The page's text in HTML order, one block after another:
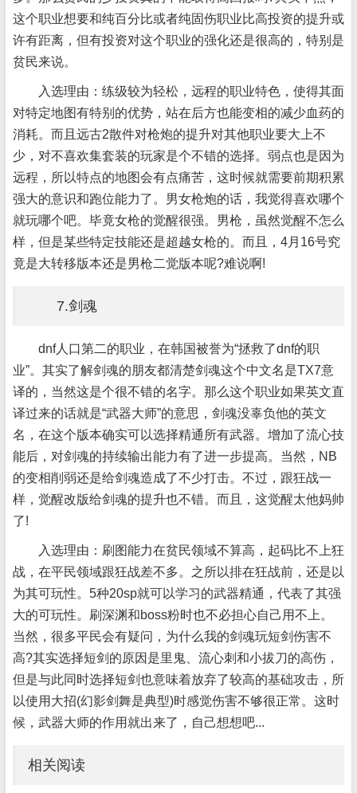
这个职业想要和纯百分比或者纯固伤职业比高投资的提升或
许有距离，但有投资对这个职业的强化还是很高的，特别是
贫民来说。
入选理由：练级较为轻松，远程的职业特色，使得其面
对特定地图有特别的优势，站在后方也能变相的减少血药的
消耗。而且远古2散件对枪炮的提升对其他职业要大上不
少，对不喜欢集套装的玩家是个不错的选择。弱点也是因为
远程，所以特点的地图会有点痛苦，这时候就需要前期积累
强大的意识和跑位能力了。男女枪炮的话，我觉得喜欢哪个
就玩哪个吧。毕竟女枪的觉醒很强。男枪，虽然觉醒不怎么
样，但是某些特定技能还是超越女枪的。而且，4月16号究
竟是大转移版本还是男枪二觉版本呢?难说啊!
7.剑魂
dnf人口第二的职业，在韩国被誉为“拯救了dnf的职
业”。其实了解剑魂的朋友都清楚剑魂这个中文名是TX7意
译的，当然这是个很不错的名字。那么这个职业如果英文直
译过来的话就是“武器大师”的意思，剑魂没辜负他的英文
名，在这个版本确实可以选择精通所有武器。增加了流心技
能后，对剑魂的持续输出能力有了进一步提高。当然，NB
的变相削弱还是给剑魂造成了不少打击。不过，跟狂战一
样，觉醒改版给剑魂的提升也不错。而且，这觉醒太他妈帅
了!
入选理由：刷图能力在贫民领域不算高，起码比不上狂
战，在平民领域跟狂战差不多。之所以排在狂战前，还是以
为其可玩性。5种20sp就可以学习的武器精通，代表了其强
大的可玩性。刷深渊和boss粉时也不必担心自己用不上。
当然，很多平民会有疑问，为什么我的剑魂玩短剑伤害不
高?其实选择短剑的原因是里鬼、流心刺和小拔刀的高伤，
但是与此同时选择短剑也意味着放弃了较高的基础攻击，所
以使用大招(幻影剑舞是典型)时感觉伤害不够很正常。这时
候，武器大师的作用就出来了，自己想想吧...
相关阅读